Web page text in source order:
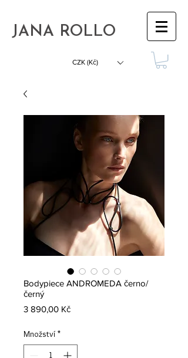
JANA ROLLO
CZK (Kč)
Bodypiece ANDROMEDA černo/
černý
3 890,00 KčCena
Množství *